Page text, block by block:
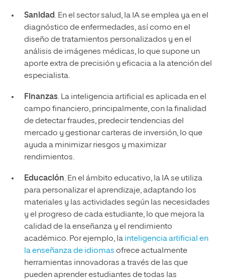
Sanidad. En el sector salud, la IA se emplea ya en el
diagnóstico de enfermedades, así como en el
diseño de tratamientos personalizados y en el
análisis de imágenes médicas, lo que supone un
aporte extra de precisión y eficacia a la atención del
especialista.
Finanzas. La inteligencia artificial es aplicada en el
campo financiero, principalmente, con la finalidad
de detectar fraudes, predecir tendencias del
mercado y gestionar carteras de inversión, lo que
ayuda a minimizar riesgos y maximizar
rendimientos.
Educación. En el ámbito educativo, la IA se utiliza
para personalizar el aprendizaje, adaptando los
materiales y las actividades según las necesidades
y el progreso de cada estudiante, lo que mejora la
calidad de la enseñanza y el rendimiento
académico. Por ejemplo, la inteligencia artificial en
la enseñanza de idiomas ofrece actualmente
herramientas innovadoras a través de las que
pueden aprender estudiantes de todas las